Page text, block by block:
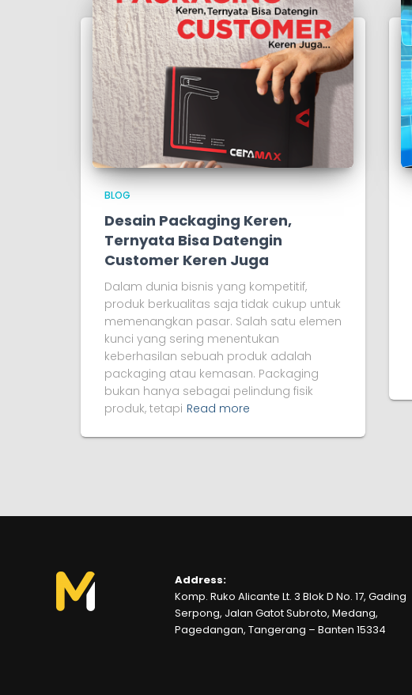
BLOG
Desain Packaging Keren,
Ternyata Bisa Datengin
Customer Keren Juga
Dalam dunia bisnis yang kompetitif,
produk berkualitas saja tidak cukup untuk
memenangkan pasar. Salah satu elemen
kunci yang sering menentukan
keberhasilan sebuah produk adalah
packaging atau kemasan. Packaging
bukan hanya sebagai pelindung fisik
produk, tetapi Read more
Address:
Komp. Ruko Alicante Lt. 3 Blok D No. 17, Gading
Serpong, Jalan Gatot Subroto, Medang,
Pagedangan, Tangerang – Banten 15334